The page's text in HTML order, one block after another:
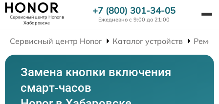
Сервисный центр Honorв
Хабаровске
+7 (800) 301-34-05
Ежедневно с 9:00 до 21:00
Сервисный центр Honor Каталог устройств
Замена кнопки включения
смарт-часов